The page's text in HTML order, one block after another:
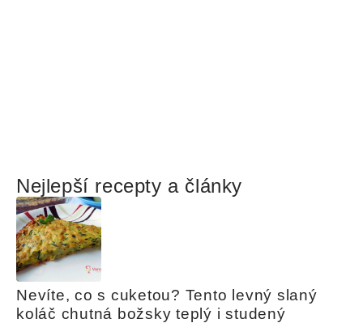
Nejlepší recepty a články
Nevíte, co s cuketou? Tento levný slaný
koláč chutná božsky teplý i studený